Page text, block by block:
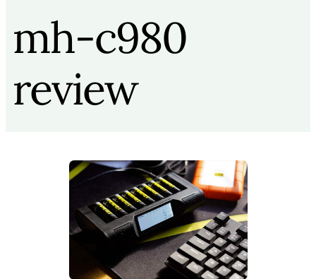
mh-c980
review